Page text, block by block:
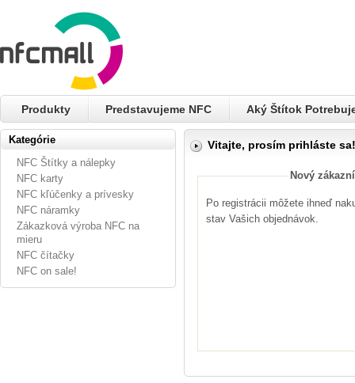
Produkty Predstavujeme NFC Aký Štítok
Kategórie
NFC Štítky a nálepky
NFC karty
NFC kľúčenky a prívesky
NFC náramky
Zákazková výroba NFC na
mieru
NFC čítačky
NFC on sale!
Vitajte, prosím prihláste sa!
Nový
Po registrácii môžete ihneď
stav Vašich objednávok.